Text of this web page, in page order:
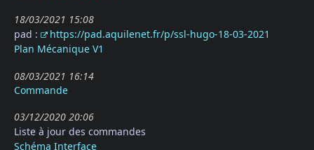
18/03/2021 15:08
pad :
https://pad.aquilenet.fr/p/ssl-hugo-18-03-2021
Plan Mécanique V1
08/03/2021 16:14
Commande
03/12/2020 20:06
Liste à jour des commandes
Schéma Interface